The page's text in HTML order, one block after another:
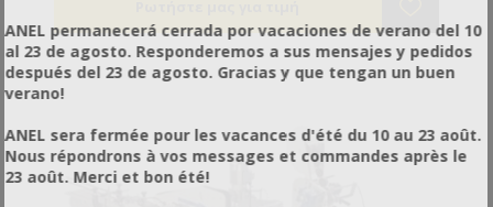
ANEL permanecerá cerrada por vacaciones de verano del 10
al 23 de agosto. Responderemos a sus mensajes y pedidos
después del 23 de agosto. Gracias y que tengan un buen
verano!
ANEL sera fermée pour les vacances d'été du 10 au 23 août.
Nous répondrons à vos messages et commandes après le
23 août. Merci et bon été!